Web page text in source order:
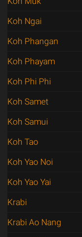
Koh Ngai
Koh Phangan
Koh Phayam
Koh Phi Phi
Koh Samet
Koh Samui
Koh Tao
Koh Yao Noi
Koh Yao Yai
Krabi
Krabi Ao Nang